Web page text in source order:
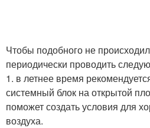
Чтобы подобного не
периодически проводить
1. в летнее время
системный блок на открытой
поможет создать условия для
воздуха.